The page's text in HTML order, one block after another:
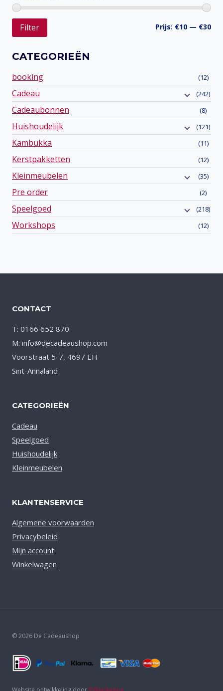
Filter Prijs: €10 — €30
CATEGORIEËN
booking (12)
Cadeau (242)
Cadeaubonnen (8)
Huishoudelijk (121)
Kambukka (11)
Kerstpakketten (12)
Kleinmeubelen (35)
Pre order (2)
Speelgoed (218)
Workshops (12)
CONTACT
T: 0166 652 870
M: info@decadeaushop.com
Voorstraat 5-7, 4697 EH
Sint-Annaland
CATEGORIEËN
Cadeau
Speelgoed
Huishoudelijk
Kleinmeubelen
KLANTENSERVICE
Algemene voorwaarden
Privacybeleid
Mijn account
Winkelwagen
© 2026 De Cadeaushop